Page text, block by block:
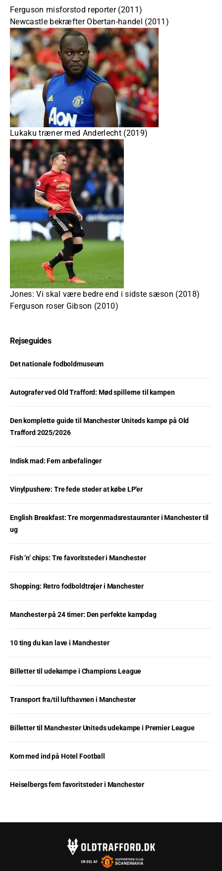
Ferguson misforstod reporter (2011)
Newcastle bekræfter Obertan-handel (2011)
Lukaku træner med Anderlecht (2019)
Jones: Vi skal være bedre end i sidste sæson (2018)
Ferguson roser Gibson (2010)
Rejseguides
Det nationale fodboldmuseum
Autografer ved Old Trafford: Mød spillerne til kampen
Den komplette guide til Manchester Uniteds kampe på Old
Trafford 2025/2026
Indisk mad: Fem anbefalinger
Vinylpushere: Tre fede steder at købe LP’er
English Breakfast: Tre morgenmadsrestauranter i Manchester til
ug
Fish ’n’ chips: Tre favoritsteder i Manchester
Shopping: Retro fodboldtrøjer i Manchester
Manchester på 24 timer: Den perfekte kampdag
10 ting du kan lave i Manchester
Billetter til udekampe i Champions League
Transport fra/til lufthavnen i Manchester
Billetter til Manchester Uniteds udekampe i Premier League
Kom med ind på Hotel Football
Heiselbergs fem favoritsteder i Manchester